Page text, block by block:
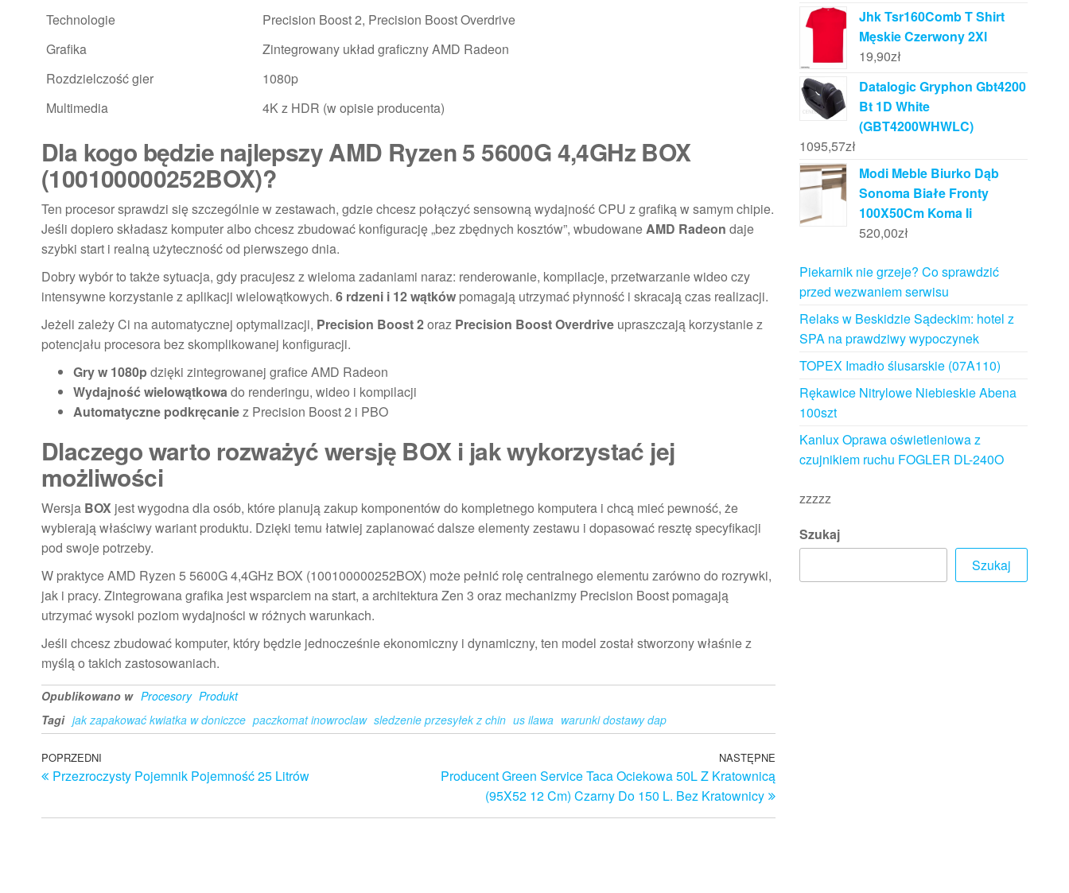
Technologie
Precision Boost 2, Precision Boost Overdrive
Grafika
Zintegrowany układ graficzny AMD Radeon
Rozdzielczość gier
1080p
Multimedia
4K z HDR (w opisie producenta)
Dla kogo będzie najlepszy AMD Ryzen 5 5600G 4,4GHz BOX
(100100000252BOX)?
Ten procesor sprawdzi się szczególnie w zestawach, gdzie chcesz połączyć sensowną wydajność CPU z grafiką w samym chipie.
Jeśli dopiero składasz komputer albo chcesz zbudować konfigurację „bez zbędnych kosztów”, wbudowaneAMD Radeon daje
szybki start i realną użyteczność od pierwszego dnia.
Dobry wybór to także sytuacja, gdy pracujesz z wieloma zadaniami naraz: renderowanie, kompilacje, przetwarzanie wideo czy
intensywne korzystanie z aplikacji wielowątkowych. 6 rdzeni i 12 wątków pomagają utrzymać płynność i skracają czas realizacji.
Jeżeli zależy Ci na automatycznej optymalizacji, Precision Boost 2oraz Precision Boost Overdrive upraszczają korzystanie z
potencjału procesora bez skomplikowanej konfiguracji.
Gry w 1080p dzięki zintegrowanej grafice AMD Radeon
Wydajność wielowątkowado renderingu, wideo i kompilacji
Automatyczne podkręcaniez Precision Boost 2 i PBO
Dlaczego warto rozważyć wersję BOX i jak wykorzystać jej
możliwości
Wersja BOX jest wygodna dla osób, które planują zakup komponentów do kompletnego komputera i chcą mieć pewność, że
wybierają właściwy wariant produktu. Dzięki temu łatwiej zaplanować dalsze elementy zestawu i dopasować resztę specyfikacji
pod swoje potrzeby.
W praktyce AMD Ryzen 5 5600G 4,4GHz BOX (100100000252BOX) może pełnić rolę centralnego elementu zarówno do rozrywki,
jak i pracy. Zintegrowana grafika jest wsparciem na start, a architektura Zen 3 oraz mechanizmy Precision Boost pomagają
utrzymać wysoki poziom wydajności w różnych warunkach.
Jeśli chcesz zbudować komputer, który będzie jednocześnie ekonomiczny i dynamiczny, ten model został stworzony właśnie z
myślą o takich zastosowaniach.
Opublikowano w Procesory Produkt
Tagi jak zapakować kwiatka w doniczce paczkomat inowroclaw sledzenie przesyłek z chin us ilawa warunki dostawy dap
Nawigacja
wpisu
Poprzedni
wpis
POPRZEDNI
Przezroczysty Pojemnik Pojemność 25 Litrów
Następny
wpis
NASTĘPNE
Producent Green Service Taca Ociekowa 50L Z Kratownicą
(95X52 12 Cm) Czarny Do 150 L. Bez Kratownicy
Jhk Tsr160Comb T Shirt
Męskie Czerwony 2Xl
19,90zł
Datalogic Gryphon Gbt4200
Bt 1D White
(GBT4200WHWLC)
1095,57zł
Modi Meble Biurko Dąb
Sonoma Białe Fronty
100X50Cm Koma Ii
520,00zł
Piekarnik nie grzeje? Co sprawdzić
przed wezwaniem serwisu
Relaks w Beskidzie Sądeckim: hotel z
SPA na prawdziwy wypoczynek
TOPEX Imadło ślusarskie (07A110)
Rękawice Nitrylowe Niebieskie Abena
100szt
Kanlux Oprawa oświetleniowa z
czujnikiem ruchu FOGLER DL-240O
zzzzz
Szukaj
Szukaj